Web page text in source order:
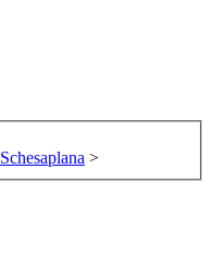
Schesaplana >